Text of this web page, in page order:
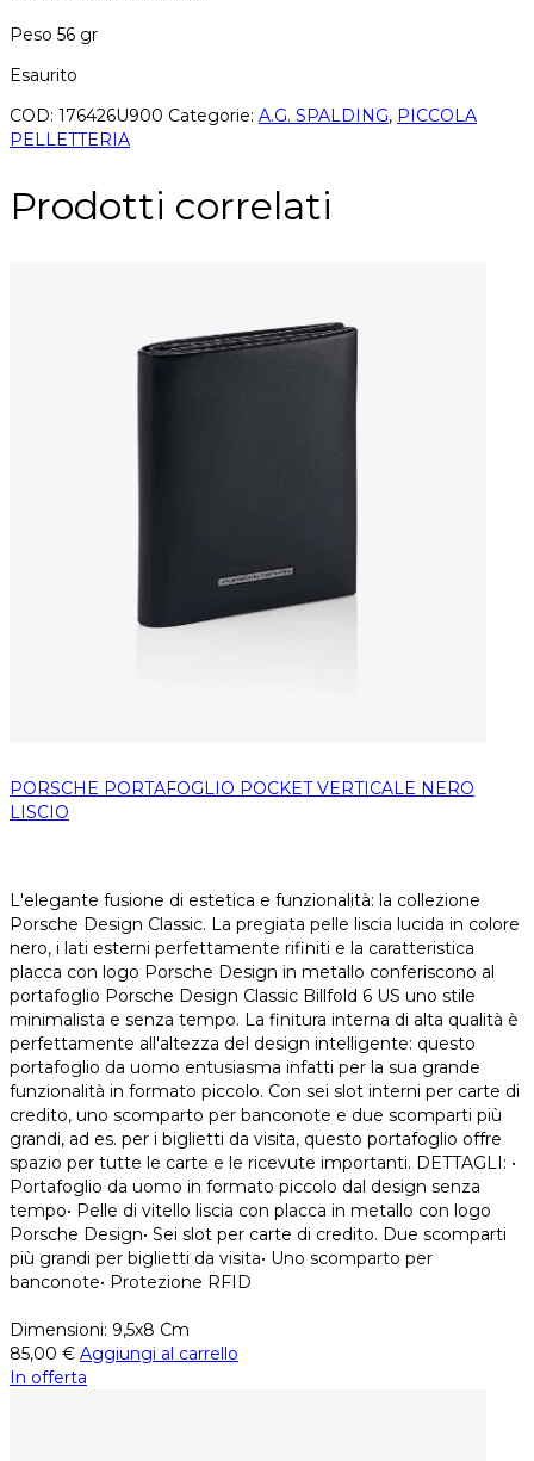
Peso 56 gr
Esaurito
COD: 176426U900 Categorie: A.G. SPALDING, PICCOLA
PELLETTERIA
Prodotti correlati
PORSCHE PORTAFOGLIO POCKET VERTICALE NERO
LISCIO
L'elegante fusione di estetica e funzionalità: la collezione
Porsche Design Classic. La pregiata pelle liscia lucida in colore
nero, i lati esterni perfettamente rifiniti e la caratteristica
placca con logo Porsche Design in metallo conferiscono al
portafoglio Porsche Design Classic Billfold 6 US uno stile
minimalista e senza tempo. La finitura interna di alta qualità è
perfettamente all'altezza del design intelligente: questo
portafoglio da uomo entusiasma infatti per la sua grande
funzionalità in formato piccolo. Con sei slot interni per carte di
credito, uno scomparto per banconote e due scomparti più
grandi, ad es. per i biglietti da visita, questo portafoglio offre
spazio per tutte le carte e le ricevute importanti. DETTAGLI: •
Portafoglio da uomo in formato piccolo dal design senza
tempo• Pelle di vitello liscia con placca in metallo con logo
Porsche Design• Sei slot per carte di credito. Due scomparti
più grandi per biglietti da visita• Uno scomparto per
banconote• Protezione RFID
Dimensioni: 9,5x8 Cm
85,00 € Aggiungi al carrello
In offerta